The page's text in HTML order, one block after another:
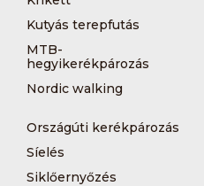
Kutyás terepfutás
MTB-
hegyikerékpározás
Nordic walking
Országúti kerékpározás
Síelés
Siklőernyőzés